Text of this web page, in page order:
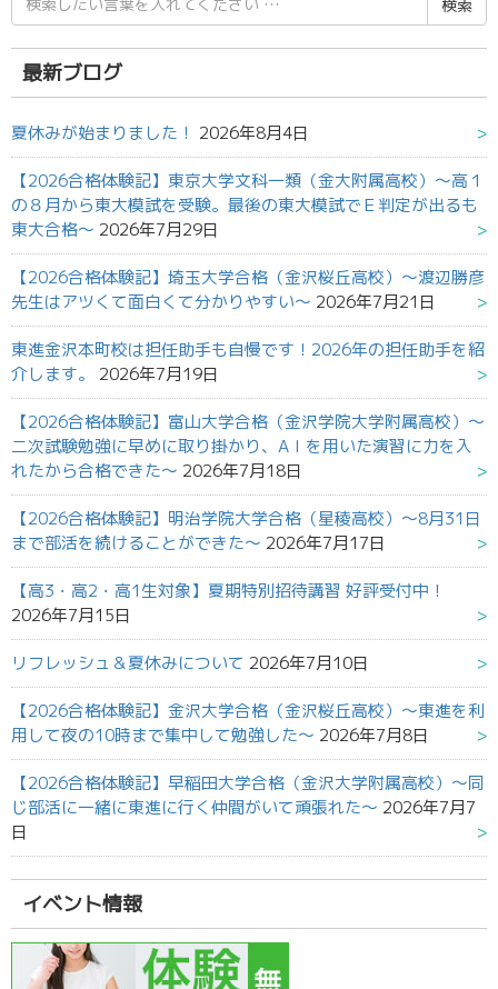
索
結
果:
最新ブログ
夏休みが始まりました！ 2026年8月4日
【2026合格体験記】東京大学文科一類（金大附属高校）～高１
の８月から東大模試を受験。最後の東大模試でＥ判定が出るも
東大合格～ 2026年7月29日
【2026合格体験記】埼玉大学合格（金沢桜丘高校）～渡辺勝彦
先生はアツくて面白くて分かりやすい～ 2026年7月21日
東進金沢本町校は担任助手も自慢です！2026年の担任助手を紹
介します。
2026年7月19日
【2026合格体験記】富山大学合格（金沢学院大学附属高校）～
二次試験勉強に早めに取り掛かり、AＩを用いた演習に力を入
れたから合格できた～ 2026年7月18日
【2026合格体験記】明治学院大学合格（星稜高校）～8月31日
まで部活を続けることができた～ 2026年7月17日
【高3・高2・高1生対象】夏期特別招待講習 好評受付中！
2026年7月15日
リフレッシュ＆夏休みについて 2026年7月10日
【2026合格体験記】金沢大学合格（金沢桜丘高校）～東進を利
用して夜の10時まで集中して勉強した～ 2026年7月8日
【2026合格体験記】早稲田大学合格（金沢大学附属高校）～同
じ部活に一緒に東進に行く仲間がいて頑張れた～ 2026年7月7
日
イベント情報